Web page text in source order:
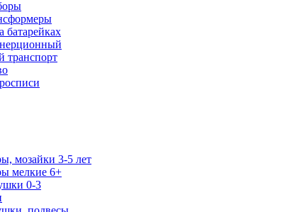
батарейках
транспорт
мозайки 3-5 лет
мелкие 6+
0-3